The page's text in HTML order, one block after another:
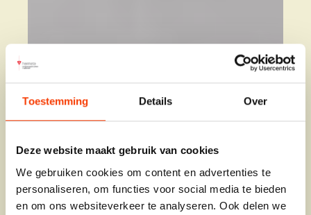
Toestemming Details Over
Deze website maakt gebruik van cookies
We gebruiken cookies om content en advertenties te
personaliseren, om functies voor social media te bieden
en om ons websiteverkeer te analyseren. Ook delen we